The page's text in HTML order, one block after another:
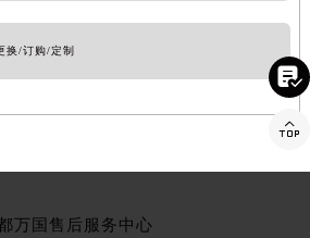
换/订购/定制
万国售后服务中心

